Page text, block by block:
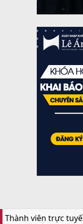
Thành viên trực